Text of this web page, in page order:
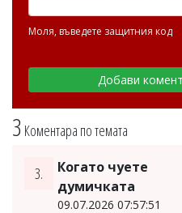
3 Коментара по темата
3.
Когато чуете
думичката
09.07.2026 07:57:51
Моля, въведете защитния код